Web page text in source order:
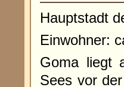
Hauptstadt
Einwohner:
Goma liegt
Sees vor